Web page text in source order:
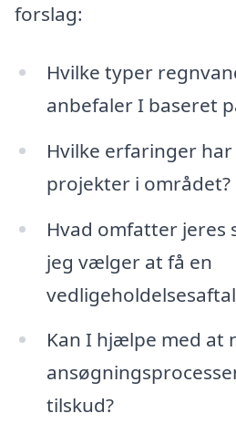
forslag:
Hvilke typer
anbefaler I baseret
Hvilke erfaringer
projekter i området?
Hvad omfatter jeres
jeg vælger at få en
Kan I hjælpe med at
tilskud?